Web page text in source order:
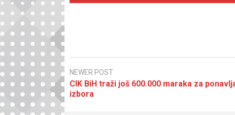
NEWER POST
CIK BiH traži još 600.000 maraka za
izbora